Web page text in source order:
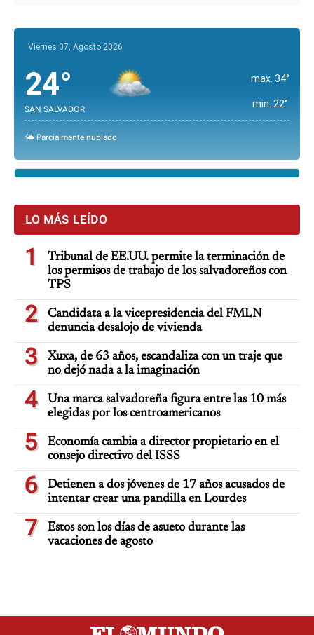
Viernes 07, Agosto 2026
24°
SAN SALVADOR
max. 34°
min. 22°
🌤️ Parcialmente nublado
LO MÁS LEÍDO
1
Tribunal de EE.UU. permite la terminación de
los permisos de trabajo de los salvadoreños con
TPS
2
Candidata a la vicepresidencia del FMLN
denuncia desalojo de vivienda
3
Xuxa, de 63 años, escandaliza con un traje que
no dejó nada a la imaginación
4
Una marca salvadoreña figura entre las 10 más
elegidas por los centroamericanos
5
Economía cambia a director propietario en el
consejo directivo del ISSS
6
Detienen a dos jóvenes de 17 años acusados de
intentar crear una pandilla en Lourdes
7
Estos son los días de asueto durante las
vacaciones de agosto